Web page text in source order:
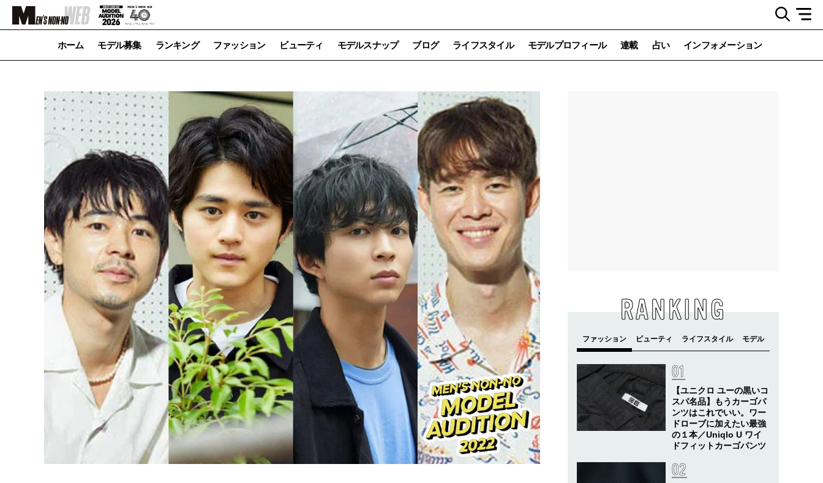
ホーム モデル募集 ランキング ファッション ビューティ モデルスナップ ブログ ライフスタイル モデルプロフィール 連載 占い インフォメーション
RANKING
【ユニクロ ユーの黒いコ
スパ名品】もうカーゴパ
ンツはこれでいい。ワー
ドローブに加えたい最強
の１本／Uniqlo U ワイ
ドフィットカーゴパンツ